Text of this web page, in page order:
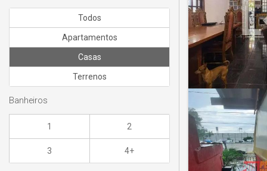
Todos
Apartamentos
Casas
Terrenos
Banheiros
1 2
3 4+